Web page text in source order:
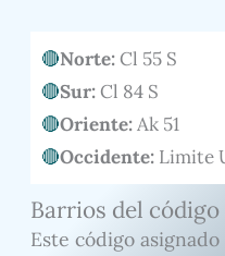
Norte:Cl 55 S
Sur:Cl 84 S
Oriente:Ak 51
Occidente:Limite
Barrios del código
Este código